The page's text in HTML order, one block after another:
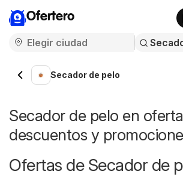
Ofertero
Secador de pelo
Secador de pelo en
descuentos y
Ofertas de Secador de